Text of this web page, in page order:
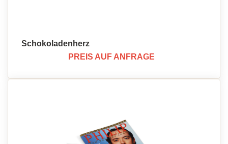
Schokoladenherz
PREIS AUF ANFRAGE